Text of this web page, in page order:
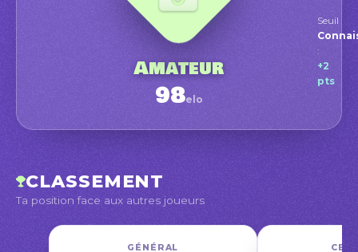
Amateur
98elo
Seuil
:
+2
pts
CLASSEMENT
Ta position face aux autres joueurs
GÉNÉRAL CE